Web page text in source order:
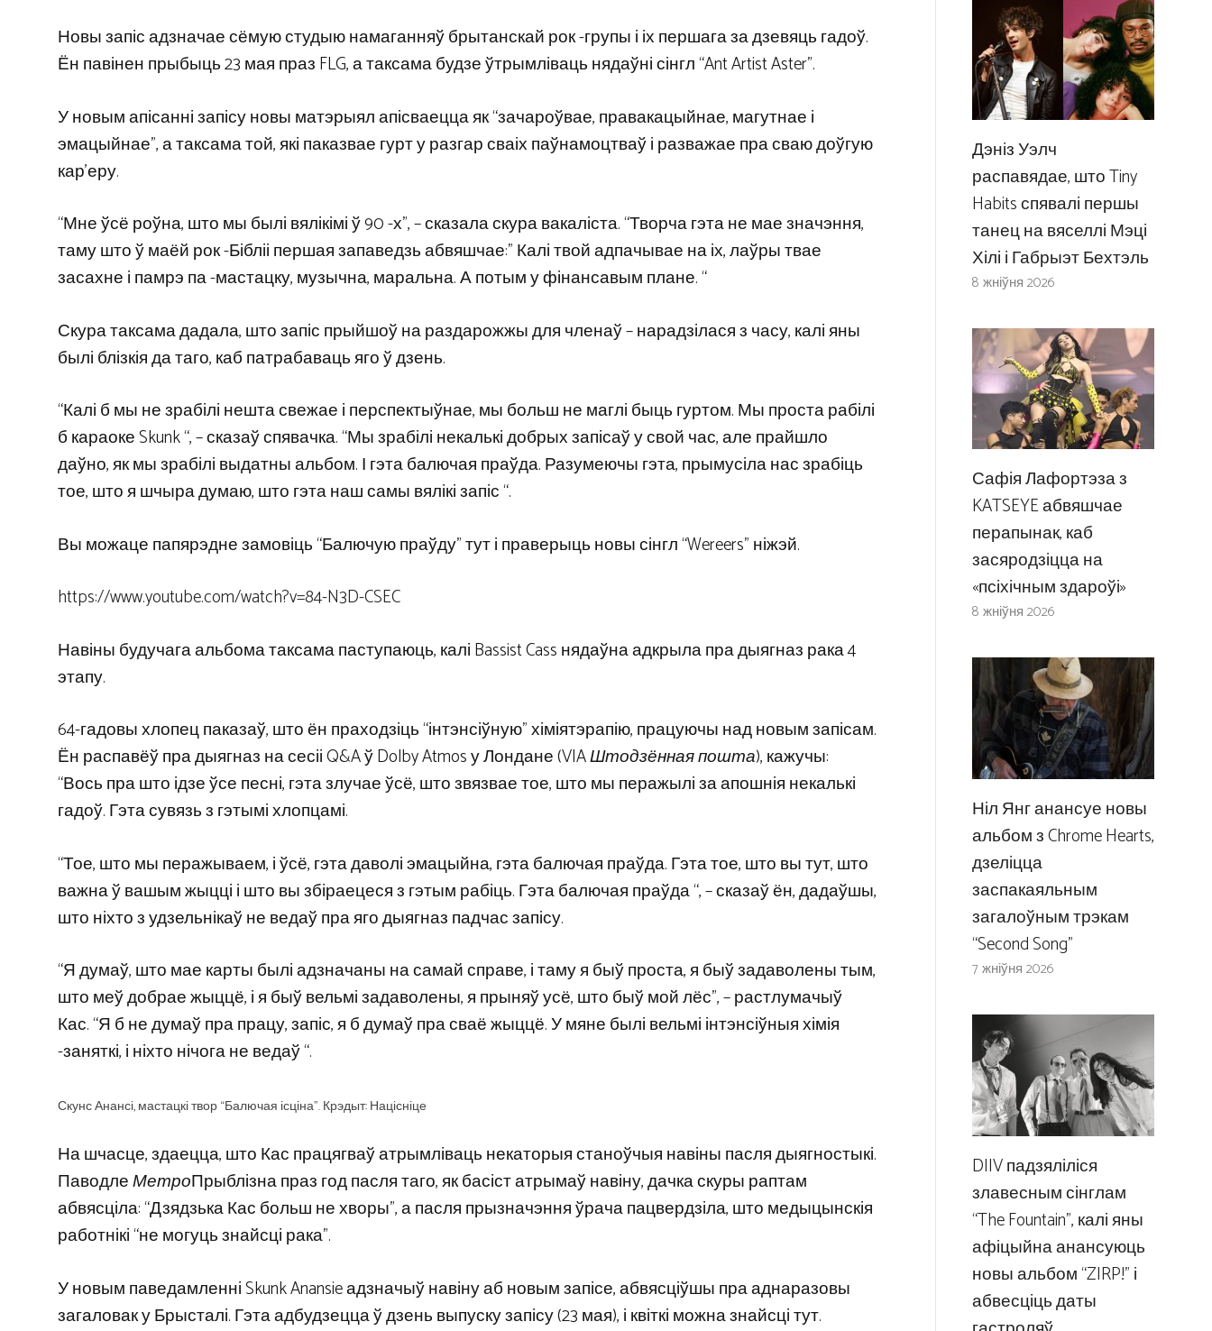
Новы запіс адзначае сёмую студыю намаганняў брытанскай рок -групы і іх першага за дзевяць гадоў.
Ён павінен прыбыць 23 мая праз FLG, а таксама будзе ўтрымліваць нядаўні сінгл “Ant Artist Aster”.
У новым апісанні запісу новы матэрыял апісваецца як “зачароўвае, правакацыйнае, магутнае і
эмацыйнае”, а таксама той, які паказвае гурт у разгар сваіх паўнамоцтваў і разважае пра сваю доўгую
кар’еру.
“Мне ўсё роўна, што мы былі вялікімі ў 90 -х”, – сказала скура вакаліста. “Творча гэта не мае значэння,
таму што ў маёй рок -Бібліі першая запаведзь абвяшчае:” Калі твой адпачывае на іх, лаўры твае
засахне і памрэ па -мастацку, музычна, маральна. А потым у фінансавым плане. “
Скура таксама дадала, што запіс прыйшоў на раздарожжы для членаў – нарадзілася з часу, калі яны
былі блізкія да таго, каб патрабаваць яго ў дзень.
“Калі б мы не зрабілі нешта свежае і перспектыўнае, мы больш не маглі быць гуртом. Мы проста рабілі
б караоке Skunk “, – сказаў спявачка. “Мы зрабілі некалькі добрых запісаў у свой час, але прайшло
даўно, як мы зрабілі выдатны альбом. І гэта балючая праўда. Разумеючы гэта, прымусіла нас зрабіць
тое, што я шчыра думаю, што гэта наш самы вялікі запіс “.
Вы можаце папярэдне замовіць “Балючую праўду” тут і праверыць новы сінгл “Wereers” ніжэй.
https://www.youtube.com/watch?v=84-N3D-CSEC
Навіны будучага альбома таксама паступаюць, калі Bassist Cass нядаўна адкрыла пра дыягназ рака 4
этапу.
64-гадовы хлопец паказаў, што ён праходзіць “інтэнсіўную” хіміятэрапію, працуючы над новым запісам.
Ён распавёў пра дыягназ на сесіі Q&A ў Dolby Atmos у Лондане (VIAШтодзённая пошта), кажучы:
“Вось пра што ідзе ўсе песні, гэта злучае ўсё, што звязвае тое, што мы перажылі за апошнія некалькі
гадоў. Гэта сувязь з гэтымі хлопцамі.
“Тое, што мы перажываем, і ўсё, гэта даволі эмацыйна, гэта балючая праўда. Гэта тое, што вы тут, што
важна ў вашым жыцці і што вы збіраецеся з гэтым рабіць. Гэта балючая праўда “, – сказаў ён, дадаўшы,
што ніхто з удзельнікаў не ведаў пра яго дыягназ падчас запісу.
“Я думаў, што мае карты былі адзначаны на самай справе, і таму я быў проста, я быў задаволены тым,
што меў добрае жыццё, і я быў вельмі задаволены, я прыняў усё, што быў мой лёс”, – растлумачыў
Кас. “Я б не думаў пра працу, запіс, я б думаў пра сваё жыццё. У мяне былі вельмі інтэнсіўныя хімія
-заняткі, і ніхто нічога не ведаў “.
Скунс Анансі, мастацкі твор “Балючая ісціна”. Крэдыт: Націсніце
На шчасце, здаецца, што Кас працягваў атрымліваць некаторыя станоўчыя навіны пасля дыягностыкі.
ПаводлеМетроПрыблізна праз год пасля таго, як басіст атрымаў навіну, дачка скуры раптам
абвясціла: “Дзядзька Кас больш не хворы”, а пасля прызначэння ўрача пацвердзіла, што медыцынскія
работнікі “не могуць знайсці рака”.
У новым паведамленні Skunk Anansie адзначыў навіну аб новым запісе, абвясціўшы пра аднаразовы
загаловак у Брысталі. Гэта адбудзецца ў дзень выпуску запісу (23 мая), і квіткі можна знайсці тут.
Дэніз Уэлч
распавядае, што Tiny
Habits спявалі першы
танец на вяселлі Мэці
Хілі і Габрыэт Бехтэль
8 жніўня 2026
Сафія Лафортэза з
KATSEYE абвяшчае
перапынак, каб
засяродзіцца на
«псіхічным здароўі»
8 жніўня 2026
Ніл Янг анансуе новы
альбом з Chrome Hearts,
дзеліцца
заспакаяльным
загалоўным трэкам
“Second Song”
7 жніўня 2026
DIIV падзяліліся
злавесным сінглам
“The Fountain”, калі яны
афіцыйна анансуюць
новы альбом “ZIRP!” і
абвесціць даты